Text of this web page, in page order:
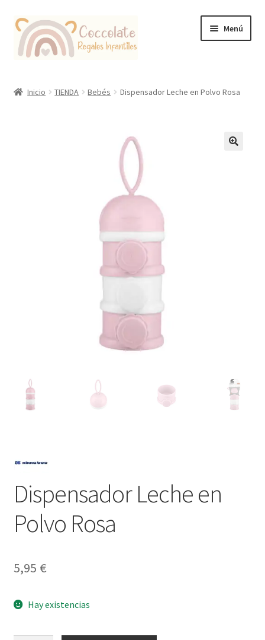
Ir
la
Ir
contenido
Menú
Inicio TIENDA Bebés Dispensador Leche en Polvo Rosa
Dispensador Leche en
Polvo Rosa
5,95 €
Hay existencias